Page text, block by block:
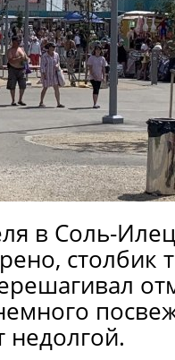
в Соль-
столбик